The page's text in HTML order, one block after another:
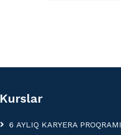
Kurslar
6 AYLIQ KARYERA PROQRAMI